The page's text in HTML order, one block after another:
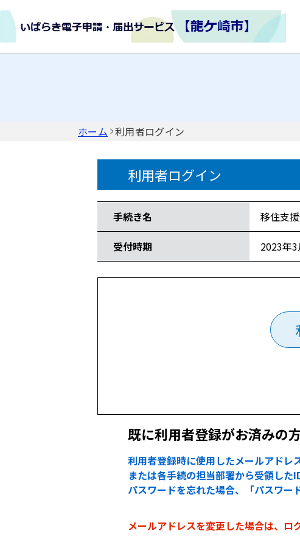
ホーム 利用者ログイン
利用者ログイン
手続き名 移住支
受付時期 2023年
既に利用者登録がお済みの
利用者登録時に使用したメールアドレス
または各手続の担当部署から受領した
パスワードを忘れた場合、「パスワー
メールアドレスを変更した場合は、ロ